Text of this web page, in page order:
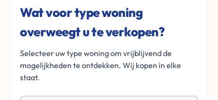
Wat voor type woning
overweegt u te verkopen?
Selecteer uw type woning om vrijblijvend de
mogelijkheden te ontdekken. Wij kopen in elke
staat.